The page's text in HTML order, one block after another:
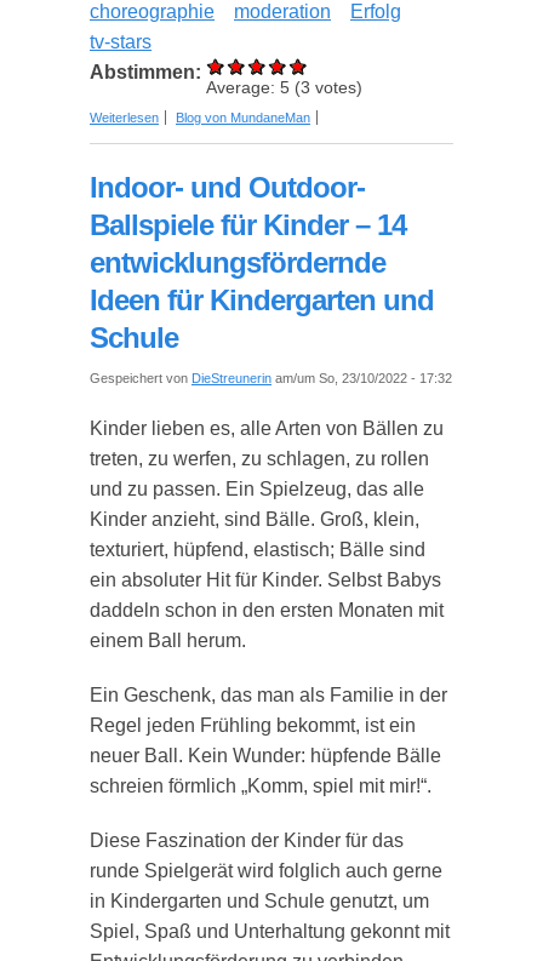
choreographie
moderation
Erfolg
tv-stars
Abstimmen:
Average: 5 (3 votes)
Weiterlesen über Detlef Soost: Der Weg zum Erfolg als
Blog von MundaneMan
Indoor- und Outdoor-
Ballspiele für Kinder – 14
entwicklungsfördernde
Ideen für Kindergarten und
Schule
Gespeichert von DieStreunerin am/um So, 23/10/2022 - 17:32
Kinder lieben es, alle Arten von Bällen zu
treten, zu werfen, zu schlagen, zu rollen
und zu passen. Ein Spielzeug, das alle
Kinder anzieht, sind Bälle. Groß, klein,
texturiert, hüpfend, elastisch; Bälle sind
ein absoluter Hit für Kinder. Selbst Babys
daddeln schon in den ersten Monaten mit
einem Ball herum.
Ein Geschenk, das man als Familie in der
Regel jeden Frühling bekommt, ist ein
neuer Ball. Kein Wunder: hüpfende Bälle
schreien förmlich „Komm, spiel mit mir!“.
Diese Faszination der Kinder für das
runde Spielgerät wird folglich auch gerne
in Kindergarten und Schule genutzt, um
Spiel, Spaß und Unterhaltung gekonnt mit